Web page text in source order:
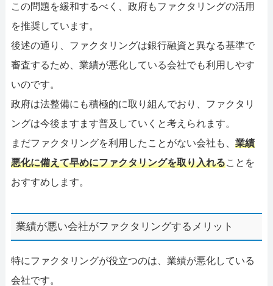
この問題を緩和するべく、政府もファクタリングの活用
を推奨しています。
後述の通り、ファクタリングは銀行融資と異なる基準で
審査するため、業績が悪化している会社でも利用しやす
いのです。
政府は法整備にも積極的に取り組んでおり、ファクタリ
ングは今後ますます普及していくと考えられます。
まだファクタリングを利用したことがない会社も、 業績
悪化に備えて早めにファクタリングを取り入れることを
おすすめします。
業績が悪い会社がファクタリングするメリット
特にファクタリングが役立つのは、業績が悪化している
会社です。